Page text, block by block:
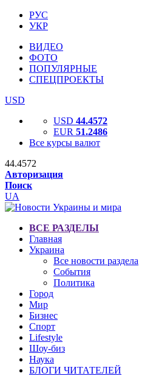
РУС
УКР
ВИДЕО
ФОТО
ПОПУЛЯРНЫЕ
СПЕЦПРОЕКТЫ
USD
USD 44.4572
EUR 51.2486
Все курсы валют
44.4572
Авторизация
Поиск
UA
ВСЕ РАЗДЕЛЫ
Главная
Украина
Все новости раздела
События
Политика
Город
Мир
Бизнес
Спорт
Lifestyle
Шоу-биз
Наука
БЛОГИ ЧИТАТЕЛЕЙ